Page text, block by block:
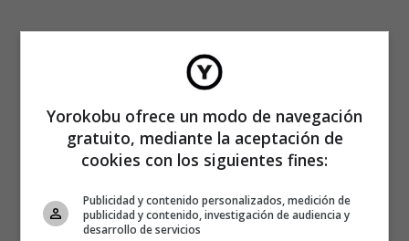
Yorokobu ofrece un modo de navegación
gratuito, mediante la aceptación de
cookies con los siguientes fines:
Publicidad y contenido personalizados, medición de
publicidad y contenido, investigación de audiencia y
desarrollo de servicios